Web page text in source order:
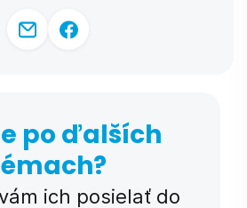
po ďalších
ich posielať do